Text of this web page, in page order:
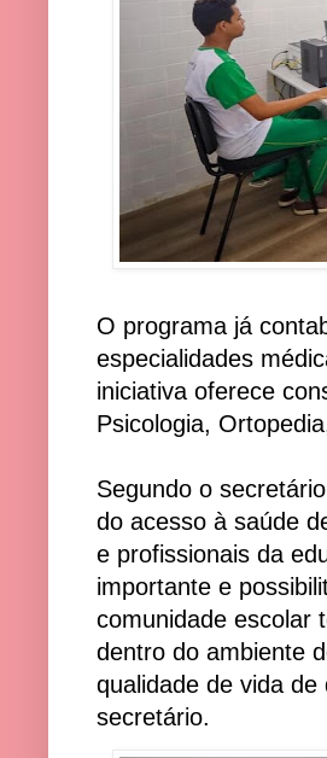
O programa já
especialidades
iniciativa oferece
Psicologia,
Segundo o
do acesso à saúde
e profissionais da
importante e
comunidade escolar
dentro do ambiente
qualidade de vida
secretário.